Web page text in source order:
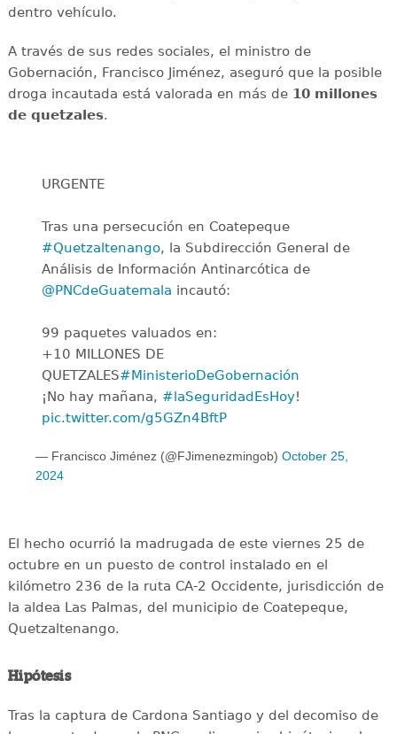
dentro vehículo.
A través de sus redes sociales, el ministro de
Gobernación, Francisco Jiménez, aseguró que la posible
droga incautada está valorada en más de 10 millones
de quetzales.
URGENTE
Tras una persecución en Coatepeque
#Quetzaltenango, la Subdirección General de
Análisis de Información Antinarcótica de
@PNCdeGuatemala incautó:
99 paquetes valuados en:
+10 MILLONES DE
QUETZALES#MinisterioDeGobernación
¡No hay mañana, #laSeguridadEsHoy!
pic.twitter.com/g5GZn4BftP
— Francisco Jiménez (@FJimenezmingob) October 25,
2024
El hecho ocurrió la madrugada de este viernes 25 de
octubre en un puesto de control instalado en el
kilómetro 236 de la ruta CA-2 Occidente, jurisdicción de
la aldea Las Palmas, del municipio de Coatepeque,
Quetzaltenango.
Hipótesis
Tras la captura de Cardona Santiago y del decomiso de